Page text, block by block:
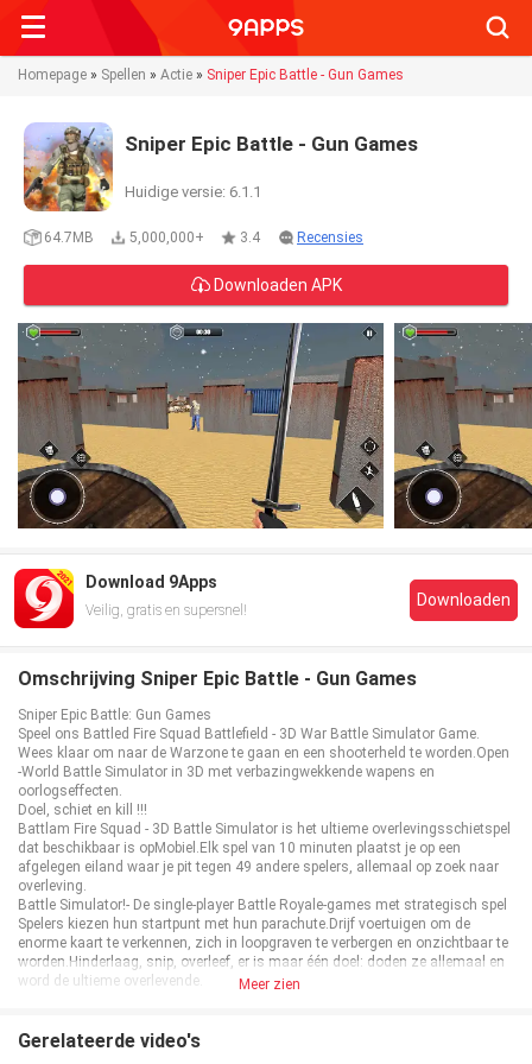
Homepage » Spellen » Actie » Sniper Epic Battle - Gun Games
Sniper Epic Battle - Gun Games
Huidige versie: 6.1.1
64.7MB 5,000,000+ 3.4 Recensies
Downloaden APK
Download 9Apps
Veilig, gratis en supersnel!
Downloaden
Omschrijving Sniper Epic Battle - Gun Games
Sniper Epic Battle: Gun Games
Speel ons Battled Fire Squad Battlefield - 3D War Battle Simulator Game.
Wees klaar om naar de Warzone te gaan en een shooterheld te worden.Open
-World Battle Simulator in 3D met verbazingwekkende wapens en
oorlogseffecten.
Doel, schiet en kill !!!
Battlam Fire Squad - 3D Battle Simulator is het ultieme overlevingsschietspel
dat beschikbaar is opMobiel.Elk spel van 10 minuten plaatst je op een
afgelegen eiland waar je pit tegen 49 andere spelers, allemaal op zoek naar
overleving.
Battle Simulator!- De single-player Battle Royale-games met strategisch spel
Spelers kiezen hun startpunt met hun parachute.Drijf voertuigen om de
enorme kaart te verkennen, zich in loopgraven te verbergen en onzichtbaar te
worden.Hinderlaag, snip, overleef, er is maar één doel: doden ze allemaal en
word de ultieme overlevende.
ploeg, hinder je vijanden en schoot ze allemaal.
Meer zien
Gerelateerde video's